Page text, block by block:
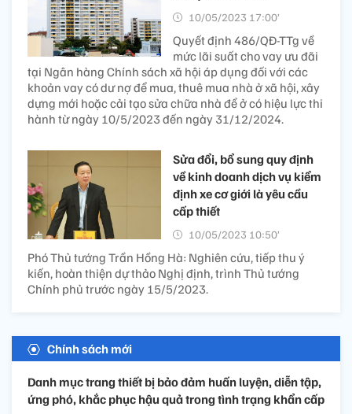
10/05/2023 17:00’
Quyết định 486/QĐ-TTg về
mức lãi suất cho vay ưu đãi
tại Ngân hàng Chính sách xã hội áp dụng đối với các
khoản vay có dư nợ để mua, thuê mua nhà ở xã hội, xây
dựng mới hoặc cải tạo sửa chữa nhà để ở có hiệu lực thi
hành từ ngày 10/5/2023 đến ngày 31/12/2024.
Sửa đổi, bổ sung quy định
về kinh doanh dịch vụ kiểm
định xe cơ giới là yêu cầu
cấp thiết
10/05/2023 10:50’
Phó Thủ tướng Trần Hồng Hà: Nghiên cứu, tiếp thu ý
kiến, hoàn thiện dự thảo Nghị định, trình Thủ tướng
Chính phủ trước ngày 15/5/2023.
Chính sách mới
Danh mục trang thiết bị bảo đảm huấn luyện, diễn tập,
ứng phó, khắc phục hậu quả trong tình trạng khẩn cấp